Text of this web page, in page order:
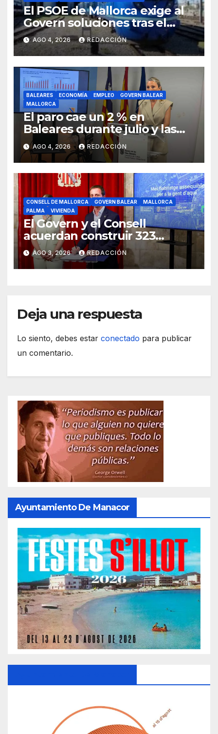
El PSOE de Mallorca exige al
Govern soluciones tras el
tijeretazo de trenes en
agosto
AGO 4, 2026 REDACCIÓN
BALEARES ECONOMÍA EMPLEO
GOVERN BALEAR
MALLORCA
El paro cae un 2 % en
Baleares durante julio y las
islas lideran la contratación
indefinida
AGO 4, 2026 REDACCIÓN
CONSELL DE MALLORCA GOVERN BALEAR
MALLORCA
PALMA
VIVIENDA
El Govern y el Consell
acuerdan construir 323
viviendas públicas en Palma
AGO 3, 2026 REDACCIÓN
Deja una respuesta
Lo siento, debes estar conectado para publicar
un comentario.
Ayuntamiento De Manacor